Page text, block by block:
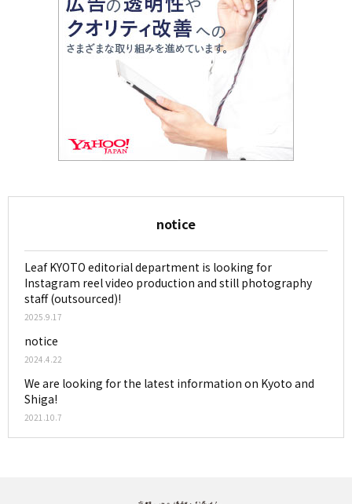
notice
Leaf KYOTO editorial department is looking for
Instagram reel video production and still photography
staff (outsourced)!
2025.9.17
notice
2024.4.22
We are looking for the latest information on Kyoto and
Shiga!
2021.10.7